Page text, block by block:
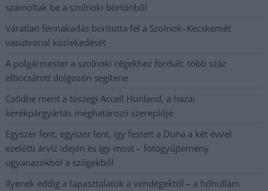
számoltak be a szolnoki börtönből
Váratlan fennakadás borította fel a Szolnok–Kecskemét
vasútvonal közlekedését
A polgármester a szolnoki cégekhez fordult: több száz
elbocsátott dolgozón segítene
Csődbe ment a tószegi Accell Hunland, a hazai
kerékpárgyártás meghatározó szereplője
Egyszer fent, egyszer lent, így festett a Duna a két évvel
ezelőtti árvíz idején és így most – fotógyűjtemény
ugyanazokból a szögekből
Ilyenek eddig a tapasztalatok a vendégektől – a hőhullám